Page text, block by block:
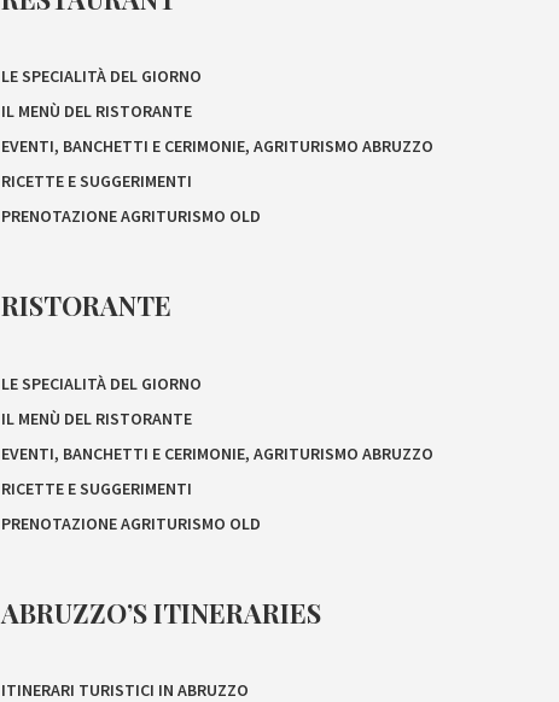
LE SPECIALITÀ DEL GIORNO
IL MENÙ DEL RISTORANTE
EVENTI, BANCHETTI E CERIMONIE, AGRITURISMO ABRUZZO
RICETTE E SUGGERIMENTI
PRENOTAZIONE AGRITURISMO OLD
RISTORANTE
LE SPECIALITÀ DEL GIORNO
IL MENÙ DEL RISTORANTE
EVENTI, BANCHETTI E CERIMONIE, AGRITURISMO ABRUZZO
RICETTE E SUGGERIMENTI
PRENOTAZIONE AGRITURISMO OLD
ABRUZZO’S ITINERARIES
ITINERARI TURISTICI IN ABRUZZO